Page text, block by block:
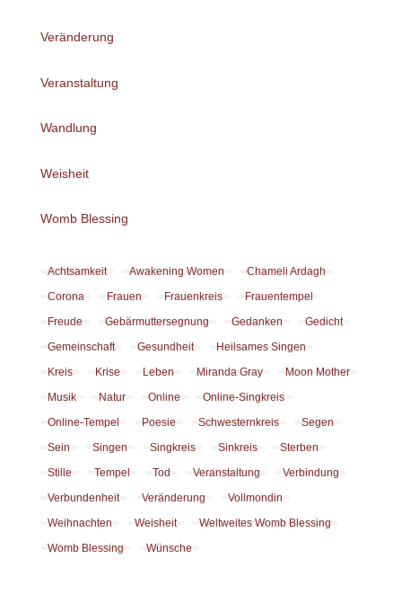
Veränderung
Veranstaltung
Wandlung
Weisheit
Womb Blessing
Achtsamkeit Awakening Women
Chameli Ardagh
Corona
Frauen Frauenkreis
Frauentempel
Freude
Gebärmuttersegnung Gedanken
Gedicht
Gemeinschaft
Gesundheit
Heilsames Singen
Kreis
Krise Leben Miranda Gray
Moon Mother
Musik
Natur Online
Online-Singkreis
Online-Tempel
Poesie Schwesternkreis
Segen
Sein
Singen Singkreis Sinkreis
Sterben
Stille
Tempel Tod Veranstaltung
Verbindung
Verbundenheit
Veränderung
Vollmondin
Weihnachten
Weisheit
Weltweites Womb Blessing
Womb Blessing
Wünsche